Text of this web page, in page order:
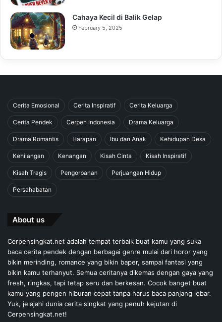
Cahaya Kecil di Balik Gelap
February 5, 2025
Cerita Emosional Cerita Inspiratif Cerita Keluarga
Cerita Pendek Cerpen Indonesia Drama Keluarga
Drama Romantis Harapan Ibu dan Anak Kehidupan Desa
Kehilangan Kenangan Kisah Cinta Kisah Inspiratif
Kisah Tragis Pengorbanan Perjuangan Hidup
Persahabatan
About us
Cerpensingkat.net adalah tempat terbaik buat kamu yang suka
baca cerita pendek dengan berbagai genre mulai dari horor yang
bikin merinding, romance yang bikin baper, sampai fantasi yang
bikin kamu terhanyut. Semua ceritanya dikemas dengan gaya yang
fresh, ringkas, tapi tetap seru dan berkesan. Cocok banget buat
kamu yang pengen hiburan cepat tanpa harus baca panjang lebar.
Yuk, jelajahi dunia cerita singkat yang penuh kejutan di
Cerpensingkat.net!